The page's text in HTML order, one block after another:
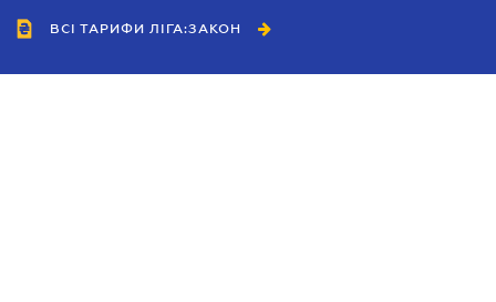
ВСІ ТАРИФИ ЛІГА:ЗАКОН